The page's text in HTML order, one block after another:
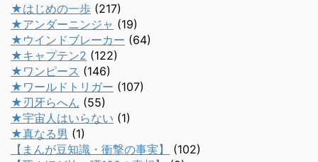
★はじめの一歩 (217)
★アンダーニンジャ (19)
★ウインドブレーカー (64)
★キャプテン2 (122)
★ワンピース (146)
★ワールドトリガー (107)
★刃牙らへん (55)
★宇宙人はいらない (1)
★真なる男 (1)
【まんが豆知識・衝撃の事実】
(102)